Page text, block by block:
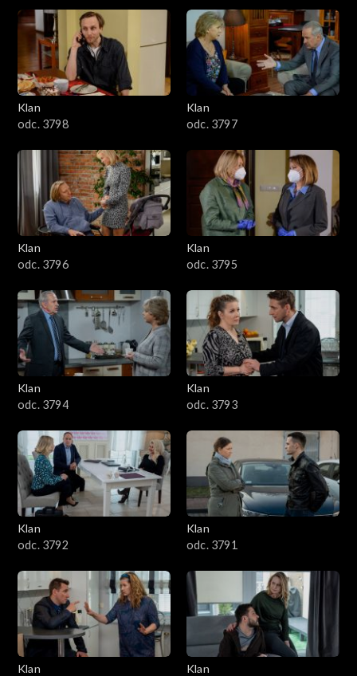
4301–4400
4201–4300
4101–4200
3901–4000
3801–3900
3701–3800
3601–3700
3501–3600
3401–3500
3201–3300
3101–3200
3001–3100
2901–3000
2801–2900
2701–2800
Klan
odc. 3798
Klan
odc. 3797
Klan
odc. 3796
Klan
odc. 3795
Klan
odc. 3794
Klan
odc. 3793
Klan
odc. 3792
Klan
odc. 3791
Klan
Klan